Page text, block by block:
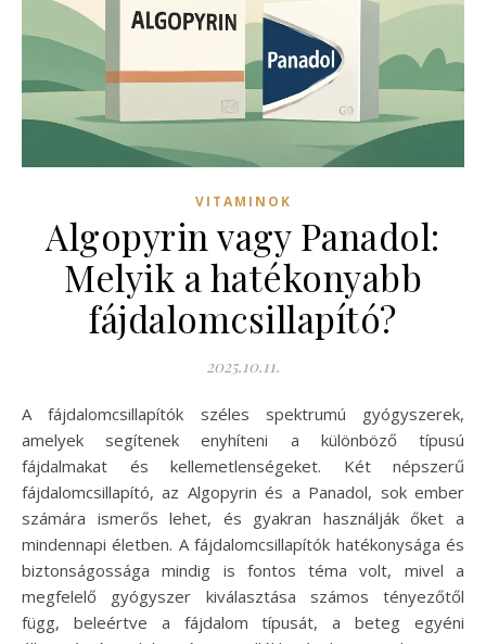
VITAMINOK
Algopyrin vagy Panadol:
Melyik a hatékonyabb
fájdalomcsillapító?
2025.10.11.
A fájdalomcsillapítók széles spektrumú gyógyszerek,
amelyek segítenek enyhíteni a különböző típusú
fájdalmakat és kellemetlenségeket. Két népszerű
fájdalomcsillapító, az Algopyrin és a Panadol, sok ember
számára ismerős lehet, és gyakran használják őket a
mindennapi életben. A fájdalomcsillapítók hatékonysága és
biztonságossága mindig is fontos téma volt, mivel a
megfelelő gyógyszer kiválasztása számos tényezőtől
függ, beleértve a fájdalom típusát, a beteg egyéni